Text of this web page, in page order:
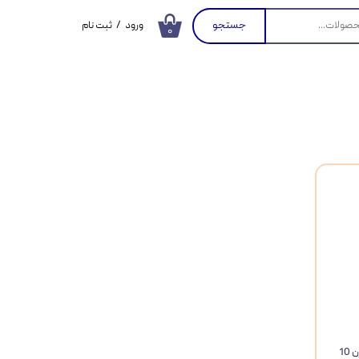
۰ جستجو ورود / ثبت نام
خاک گربه دانه شکسته شاینی کت وزن 10